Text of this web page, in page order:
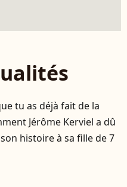
tu as déjà fait de la
Jérôme Kerviel a dû
histoire à sa fille de 7